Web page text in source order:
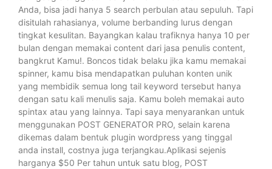
Anda, bisa jadi hanya 5 search perbulan atau sepuluh. Tapi
disitulah rahasianya, volume berbanding lurus dengan
tingkat kesulitan. Bayangkan kalau trafiknya hanya 10 per
bulan dengan memakai content dari jasa penulis content,
bangkrut Kamu!. Boncos tidak belaku jika kamu memakai
spinner, kamu bisa mendapatkan puluhan konten unik
yang membidik semua long tail keyword tersebut hanya
dengan satu kali menulis saja. Kamu boleh memakai auto
spintax atau yang lainnya. Tapi saya menyarankan untuk
menggunakan POST GENERATOR PRO, selain karena
dikemas dalam bentuk plugin wordpress yang tinggal
anda install, costnya juga terjangkau.Aplikasi sejenis
harganya $50 Per tahun untuk satu blog, POST